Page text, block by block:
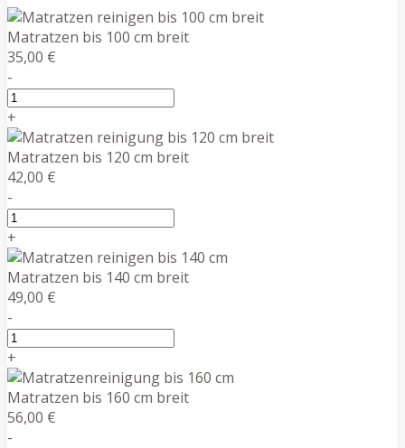
Matratzen bis 100 cm breit
35,00 €
-
+
Matratzen bis 120 cm breit
42,00 €
-
+
Matratzen bis 140 cm breit
49,00 €
-
+
Matratzen bis 160 cm breit
56,00 €
-